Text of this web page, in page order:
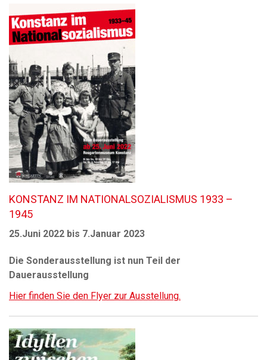
KONSTANZ IM NATIONALSOZIALISMUS 1933 –
1945
25.Juni 2022 bis 7.Januar 2023
Die Sonderausstellung ist nun Teil der
Dauerausstellung
Hier finden Sie den Flyer zur Ausstellung.